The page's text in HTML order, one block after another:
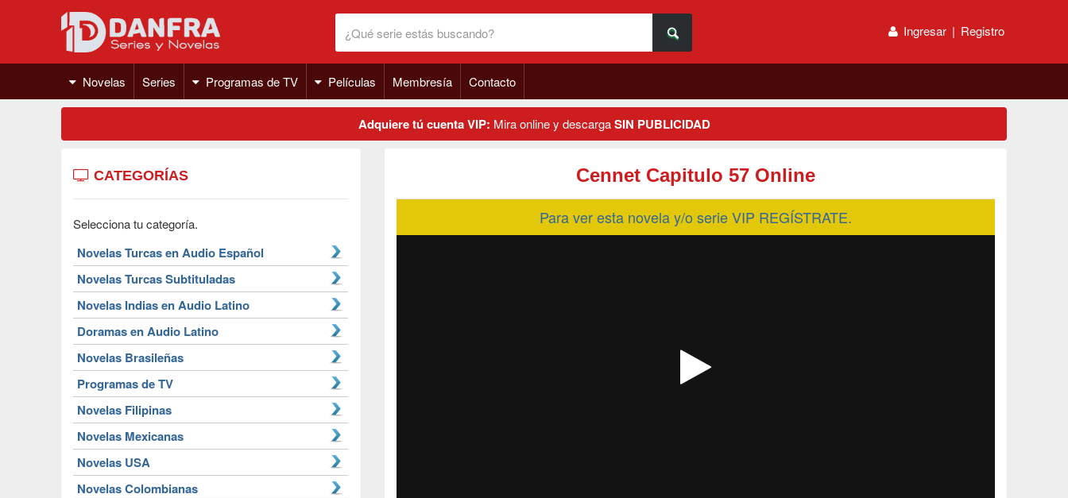
Ingresar | Registro
Novelas Series Programas de TV Películas Membresía Contacto
Adquiere tú cuenta VIP: Mira online y descargaSIN PUBLICIDAD
CATEGORÍAS
Selecciona tu categoría.
Novelas Turcas en Audio Español
Novelas Turcas Subtituladas
Novelas Indias en Audio Latino
Doramas en Audio Latino
Novelas Brasileñas
Programas de TV
Novelas Filipinas
Novelas Mexicanas
Novelas USA
Novelas Colombianas
Cennet Capitulo 57 Online
Para ver esta novela y/o serie VIP REGÍSTRATE.